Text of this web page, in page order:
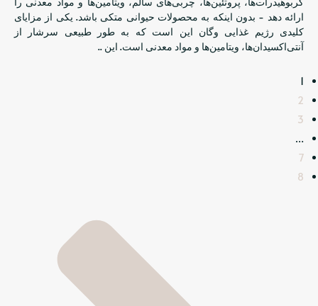
ارائه دهد - بدون اینکه به محصولات حیوانی متکی باشد. یکی از مزایای
کلیدی رژیم غذایی وگان این است که به طور طبیعی سرشار از
آنتی‌اکسیدان‌ها، ویتامین‌ها و مواد معدنی است. این ..
1
2
3
…
7
8